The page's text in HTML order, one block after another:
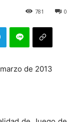
0
781
de 2013